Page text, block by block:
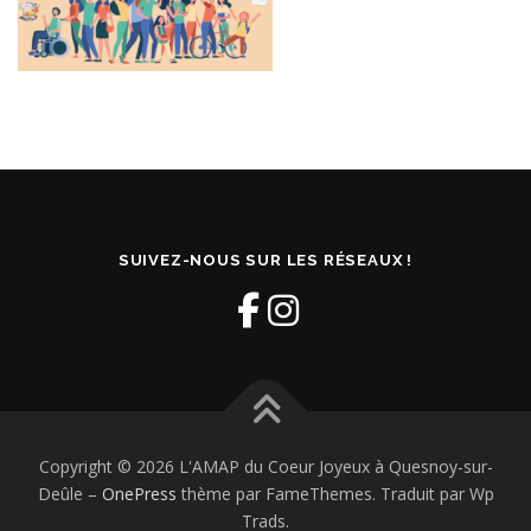
SUIVEZ-NOUS SUR LES RÉSEAUX !
Copyright © 2026 L'AMAP du Coeur Joyeux à Quesnoy-sur-
Deûle – OnePress thème par FameThemes. Traduit par Wp
Trads.